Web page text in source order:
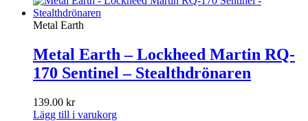
var:
159.00 kr.
Metal Earth
Metal Earth – Lockheed Martin RQ-
170 Sentinel – Stealthdrönaren
139.00 kr
Lägg till i varukorg